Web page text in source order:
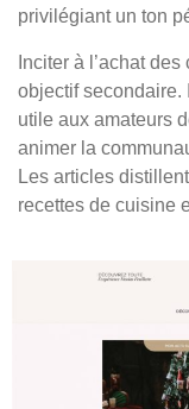
privilégiant un ton
Inciter à l’achat
objectif secondaire.
utile aux amateurs
animer la
Les articles
recettes de cuisine